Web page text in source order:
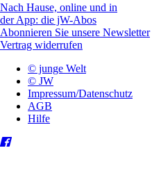
Nach Hause, online und in
der App: die jW-Abos
Abonnieren Sie unsere Newsletter
Vertrag widerrufen
© junge Welt
© JW
Impressum/Datenschutz
AGB
Hilfe